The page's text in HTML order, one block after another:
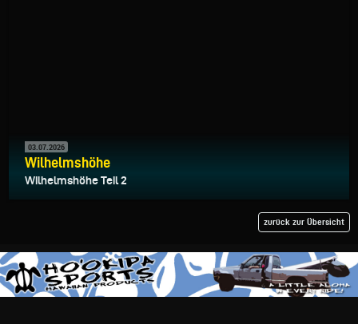
03.07.2026
Wilhelmshöhe
Wilhelmshöhe Teil 2
zurück zur Übersicht